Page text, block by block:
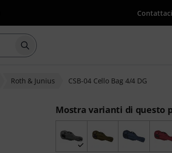
Contattaci
Avviare la ricerca con il termine di
Roth & Junius CSB-04 Cello Bag 4/4 DG
Mostra varianti di questo